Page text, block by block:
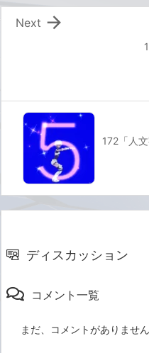

Next
172「人文
ディスカッション
コメント一覧
まだ、コメントがありません